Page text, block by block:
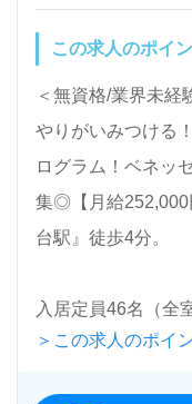
渉など完全無料サ
公開求人も取扱い
転職活動！お問い
この求人のポイ
＜無資格/業界未経
やりがいみつける
ログラム！ベネッ
集◎【月給252,000
台駅』徒歩4分。
入居定員46名（全
ダ平和台』株式会
＞この求人のポイ